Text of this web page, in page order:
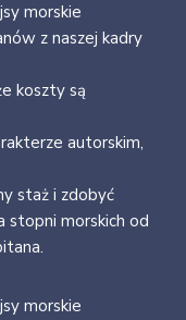
morskie
z naszej kadry
koszty są
autorskim,
staż i zdobyć
stopni morskich od
morskie